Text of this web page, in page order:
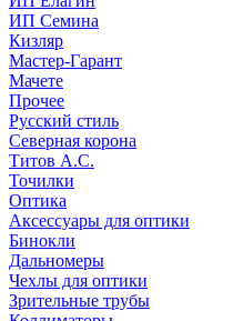
ИП Семина
Кизляр
Мастер-Гарант
Мачете
Прочее
Русский стиль
Северная корона
Титов А.С.
Точилки
Оптика
Аксессуары для оптики
Бинокли
Дальномеры
Чехлы для оптики
Зрительные трубы